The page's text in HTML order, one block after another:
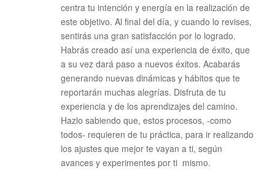
centra tu intención y energía en la realización de
este objetivo. Al final del día, y cuando lo revises,
sentirás una gran satisfacción por lo logrado.
Habrás creado así una experiencia de éxito, que
a su vez dará paso a nuevos éxitos. Acabarás
generando nuevas dinámicas y hábitos que te
reportarán muchas alegrías. Disfruta de tu
experiencia y de los aprendizajes del camino.
Hazlo sabiendo que, estos procesos, -como
todos- requieren de tu práctica, para ir realizando
los ajustes que mejor te vayan a ti, según
avances y experimentes por ti mismo.